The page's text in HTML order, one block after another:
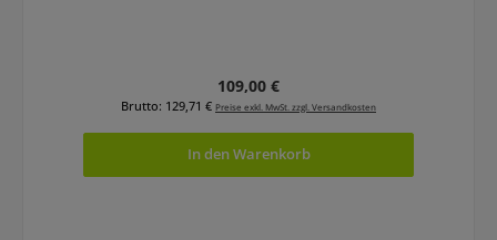
Regulärer Preis:
109,00 €
Brutto: 129,71 € Preise exkl. MwSt. zzgl. Versandkosten
In den Warenkorb